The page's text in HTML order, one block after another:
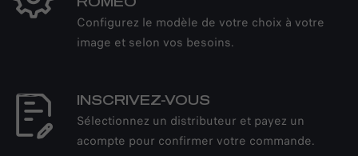
Configurez le modèle de votre choix à votre
image et selon vos besoins.
INSCRIVEZ-VOUS
Sélectionnez un distributeur et payez un
acompte pour confirmer votre commande.